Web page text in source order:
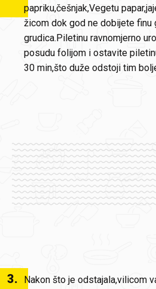
papriku,češnjak,Vegetu
žicom dok god ne dobijete finu
grudica.Piletinu ravnomjerno
posudu folijom i ostavite
30 min,što duže odstoji tim
3. Nakon što je odstajala,vilicom